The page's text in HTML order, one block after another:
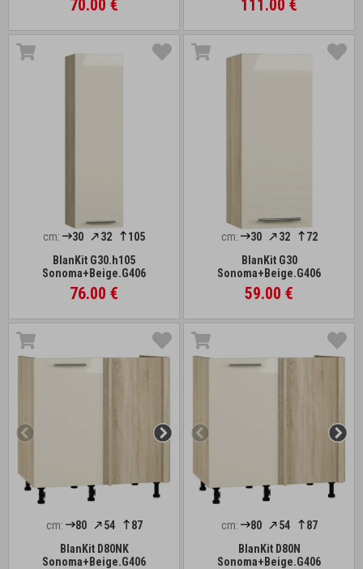
70.00 € 111.00 €
cm: 30 32
105
BlanKit G30.h105
Sonoma+Beige.G406
76.00 €
cm: 30 32
72
BlanKit G30
Sonoma+Beige.G406
59.00 €
cm: 80 54
87
BlanKit D80NK
Sonoma+Beige.G406
cm: 80 54
87
BlanKit D80N
Sonoma+Beige.G406